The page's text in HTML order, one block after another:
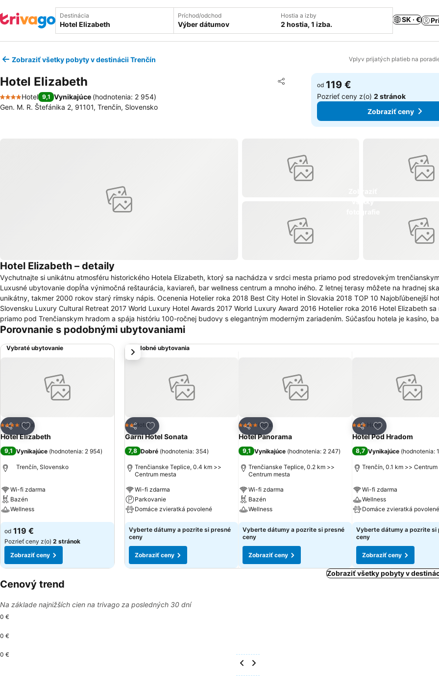
Destinácia Príchod/odchod
Výber dátumov
Hostia a izby
2 hostia, 1 izba.
SK · €
Zobraziť všetky pobyty v destinácii Trenčín Vplyv prijatých platieb na
Hotel Elizabeth Zdieľať
Pridať do obľúbených
4 Počet hviezdičiek
Hotel 9,1 Vynikajúce (hodnotenia: 2 954)
Gen. M. R. Štefánika 2, 91101, Trenčín, Slovensko
od 119 €
Pozrieť ceny z(o)2 stránok
Zobraziť ceny
Hotel Elizabeth – detaily
Vychutnajte si unikátnu atmosféru historického Hotela Elizabeth, ktorý sa nachádza v srdci mesta priamo pod stredovekým
Luxusné ubytovanie dopĺňa výnimočná reštaurácia, kaviareň, bar wellness centrum a mnoho iného. Z letnej terasy môžete na hradnej skale obdivovať
unikátny, takmer 2000 rokov starý rímsky nápis. Ocenenia Hotelier roka 2018 Best City Hotel in Slovakia 2018 TOP 10 Najobľúbenejší hotel na
Slovensku Luxury Cultural Retreat 2017 World Luxury Hotel Awards 2017 World Luxury Award 2016 Hotelier roka 2016 Hotel Elizabeth sa nachádza
priamo pod Trenčianskym hradom a spája históriu 100-ročnej budovy s elegantným moderným zariadením. Súčasťou hotela je kasíno,
kúpeľné a wellness centrum. Klimatizované ubytovacie jednotky v hoteli Elizabeth majú kúpeľňu a sú vybavené posedením, minibarom, bezplatným
pochutíte na tradičných stredomorských špecialitách a jedlách medzinárodnej kuchyne. Hotel sa nachádza priamo v centre Trenčína, 300 metrov od
Trenčianskeho hradu a miestnej železničnej stanice. Najbližší výjazd z diaľnice je vzdialený 2,5 km a do Trenčianskych Teplíc sa
Porovnanie s podobnými ubytovaniami
Vybraté ubytovanie
Zdieľať
Pridať do obľúbených
4 Počet hviezdičiek
Hotel
Hotel Elizabeth
9,1 Vynikajúce (hodnotenia: 2 954)
Trenčín, Slovensko
Wi-fi zdarma
Bazén
Wellness
Zobraziť ceny
od 119 €
Pozrieť ceny z(o) 2 stránok
Zobraziť ceny
Podobné ubytovania
Zdieľať
Pridať do obľúbených
2 Počet hviezdičiek
Hotel
Garni Hotel Sonata
7,8 Dobré (hodnotenia: 354)
Trenčianske Teplice, 0.4 km >>
Centrum mesta
Wi-fi zdarma
Parkovanie
Domáce zvieratká povolené
Zobraziť ceny
Vyberte dátumy a pozrite si presné
ceny
Zobraziť ceny
Zdieľať
Pridať do obľúbených
4 Počet hviezdičiek
Hotel
Hotel Panorama
9,1 Vynikajúce (hodnotenia: 2 247)
Trenčianske Teplice, 0.2 km >>
Centrum mesta
Wi-fi zdarma
Bazén
Wellness
Zobraziť ceny
Vyberte dátumy a pozrite si presné
ceny
Zobraziť ceny
Zdieľať
Pridať do
3 Počet hviezdičiek
Hotel
Hotel Pod Hradom
8,7 Vynikajúce (hodnotenia:
Trenčín, 0.1 km >> Centrum
Wi-fi zdarma
Wellness
Domáce zvieratká povolené
Zobraziť ceny
Vyberte dátumy a pozrite si
ceny
Zobraziť ceny
next
Zobraziť všetky pobyty v
Cenový trend
Na základe najnižších cien na trivago za posledných 30 dní
0 €
0 €
0 €